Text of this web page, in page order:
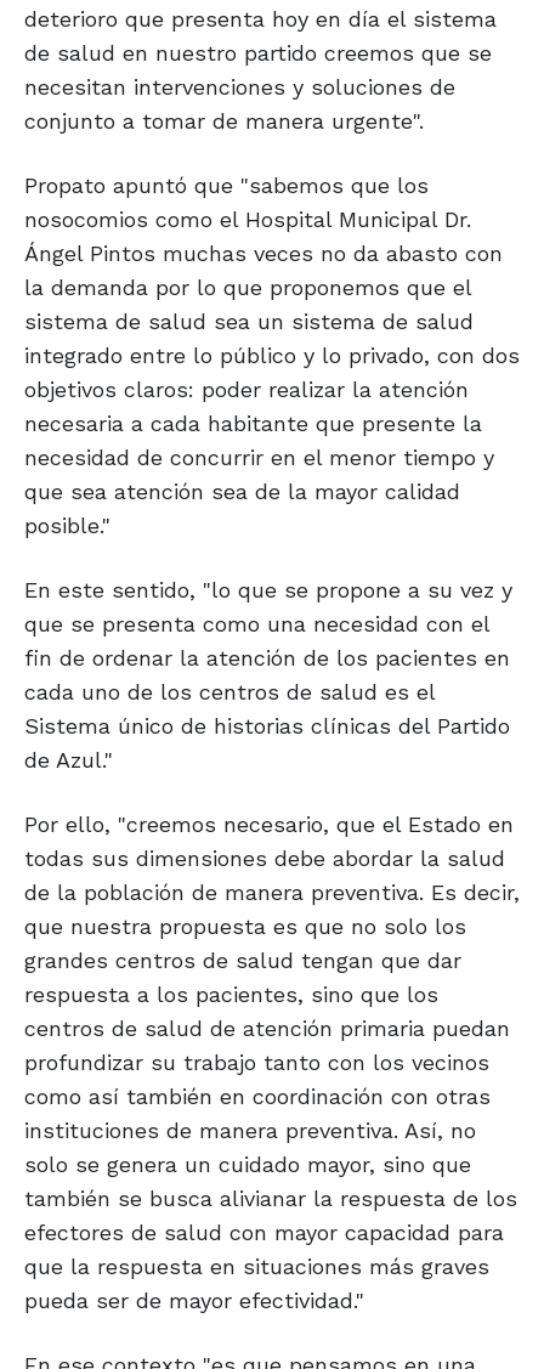
deterioro que presenta hoy en día el sistema
de salud en nuestro partido creemos que se
necesitan intervenciones y soluciones de
conjunto a tomar de manera urgente".
Propato apuntó que "sabemos que los
nosocomios como el Hospital Municipal Dr.
Ángel Pintos muchas veces no da abasto con
la demanda por lo que proponemos que el
sistema de salud sea un sistema de salud
integrado entre lo público y lo privado, con dos
objetivos claros: poder realizar la atención
necesaria a cada habitante que presente la
necesidad de concurrir en el menor tiempo y
que sea atención sea de la mayor calidad
posible."
En este sentido, "lo que se propone a su vez y
que se presenta como una necesidad con el
fin de ordenar la atención de los pacientes en
cada uno de los centros de salud es el
Sistema único de historias clínicas del Partido
de Azul."
Por ello, "creemos necesario, que el Estado en
todas sus dimensiones debe abordar la salud
de la población de manera preventiva. Es decir,
que nuestra propuesta es que no solo los
grandes centros de salud tengan que dar
respuesta a los pacientes, sino que los
centros de salud de atención primaria puedan
profundizar su trabajo tanto con los vecinos
como así también en coordinación con otras
instituciones de manera preventiva. Así, no
solo se genera un cuidado mayor, sino que
también se busca alivianar la respuesta de los
efectores de salud con mayor capacidad para
que la respuesta en situaciones más graves
pueda ser de mayor efectividad."